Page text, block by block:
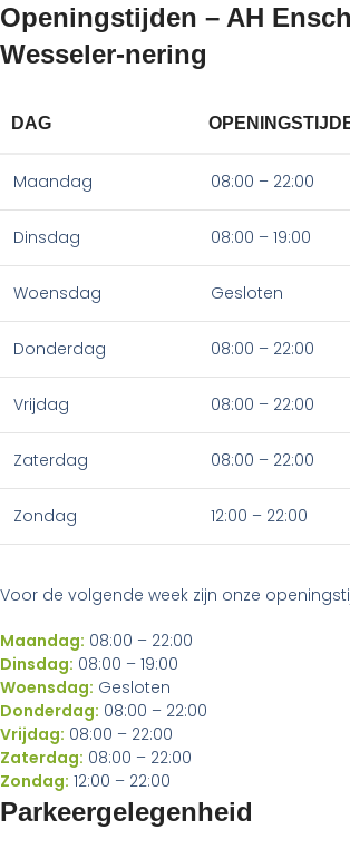
Openingstijden – AH
Wesseler-nering
DAG
Maandag 08:00 – 22:00
Dinsdag 08:00 – 19:00
Woensdag Gesloten
Donderdag 08:00 – 22:00
Vrijdag 08:00 – 22:00
Zaterdag 08:00 – 22:00
Zondag 12:00 – 22:00
Voor de volgende week zijn onze
Maandag: 08:00 – 22:00
Dinsdag: 08:00 – 19:00
Woensdag: Gesloten
Donderdag: 08:00 – 22:00
Vrijdag: 08:00 – 22:00
Zaterdag: 08:00 – 22:00
Zondag: 12:00 – 22:00
Parkeergelegenheid